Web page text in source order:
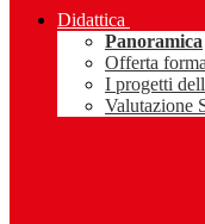
Didattica
Panoramica
Offerta
I progetti
Valutazione